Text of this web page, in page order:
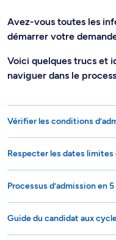
Avez-vous toutes les
démarrer votre
Voici quelques trucs et
naviguer dans le
Vérifier les conditions
Respecter les dates limites
Processus d’admission en
Guide du candidat aux